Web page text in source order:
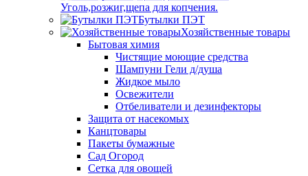
Уголь,розжиг,щепа для копчения.
Бутылки ПЭТ
Хозяйственные товары
Бытовая химия
Чистящие моющие средства
Шампуни Гели д/душа
Жидкое мыло
Освежители
Отбеливатели и дезинфекторы
Защита от насекомых
Канцтовары
Пакеты бумажные
Сад Огород
Сетка для овощей